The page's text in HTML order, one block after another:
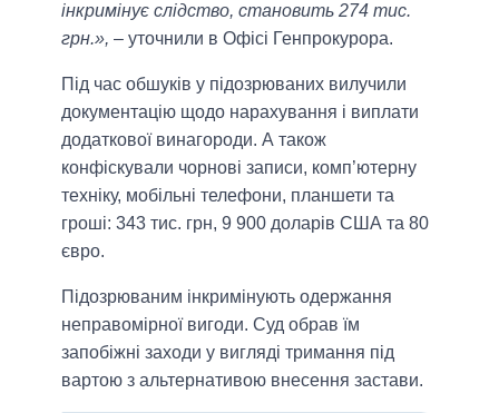
інкримінує слідство, становить 274 тис.
грн.», – уточнили в Офісі Генпрокурора.
Під час обшуків у підозрюваних вилучили
документацію щодо нарахування і виплати
додаткової винагороди. А також
конфіскували чорнові записи, комп’ютерну
техніку, мобільні телефони, планшети та
гроші: 343 тис. грн, 9 900 доларів США та 80
євро.
Підозрюваним інкримінують одержання
неправомірної вигоди. Суд обрав їм
запобіжні заходи у вигляді тримання під
вартою з альтернативою внесення застави.